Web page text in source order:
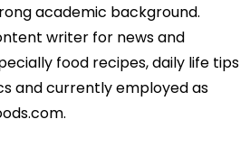
academic background.
writer for news and
food recipes, daily life tips
and currently employed as